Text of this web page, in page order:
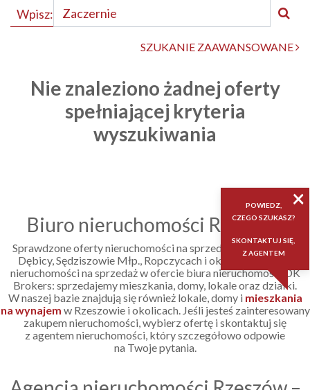
Wpisz:
SZUKANIE ZAAWANSOWANE
Nie znaleziono żadnej oferty
spełniającej kryteria
wyszukiwania
Biuro nieruchomości Rzeszów
Sprawdzone oferty nieruchomości na sprzedaż w Rzeszowie,
Dębicy, Sędziszowie Młp., Ropczycach i okolicach. Poznaj
nieruchomości na sprzedaż w ofercie biura nieruchomości DK
Brokers: sprzedajemy mieszkania, domy, lokale oraz działki.
W naszej bazie znajdują się również lokale, domy i mieszkania
na wynajem w Rzeszowie i okolicach. Jeśli jesteś zainteresowany
zakupem nieruchomości, wybierz ofertę i skontaktuj się
z agentem nieruchomości, który szczegółowo odpowie
na Twoje pytania.
×
POWIEDZ,
CZEGO SZUKASZ?
SKONTAKTUJ SIĘ,
Z AGENTEM